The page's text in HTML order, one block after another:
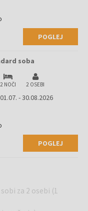
POGLEJ
soba
2 NOČI 2 OSEBI
01.07. -30.08.2026
POGLEJ
za 2 osebi (1